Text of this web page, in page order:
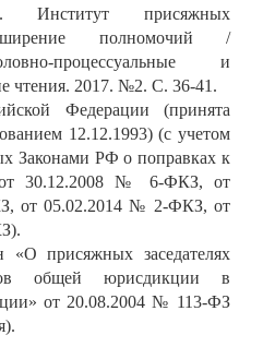
Институт присяжных
полномочий /
процессуальные и
чтения. 2017. №2. С. 36-41.
Федерации (принята
12.12.1993) (с учетом
Законами РФ о поправках к
30.12.2008 № 6-ФКЗ, от
от 05.02.2014 № 2-ФКЗ, от
«О присяжных заседателях
общей юрисдикции в
от 20.08.2004 № 113-ФЗ